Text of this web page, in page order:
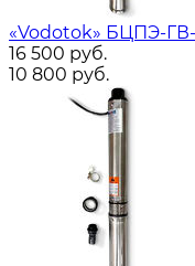
«Vodotok» БЦПЭ-
16 500 руб.
10 800 руб.